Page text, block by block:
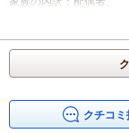
クチコミ